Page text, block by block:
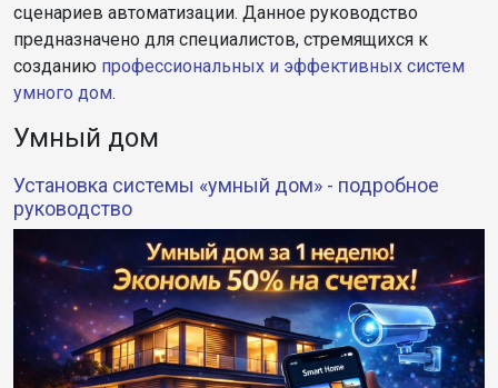
сценариев автоматизации. Данное руководство
предназначено для специалистов, стремящихся к
созданию профессиональных и эффективных систем
умного дом.
Умный дом
Установка системы «умный дом» - подробное
руководство